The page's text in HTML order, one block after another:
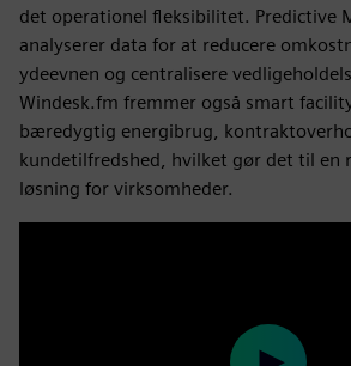
det operationel fleksibilitet. Predictive
analyserer data for at reducere
ydeevnen og centralisere
Windesk.fm fremmer også smart
bæredygtig energibrug,
kundetilfredshed, hvilket gør det til en
løsning for virksomheder.